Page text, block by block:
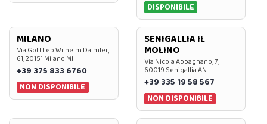
DISPONIBILE
MILANO
Via Gottlieb Wilhelm Daimler,
61, 20151 Milano MI
+39 375 833 6760
NON DISPONIBILE
SENIGALLIA IL
MOLINO
Via Nicola Abbagnano, 7,
60019 Senigallia AN
+39 335 19 58 567
NON DISPONIBILE